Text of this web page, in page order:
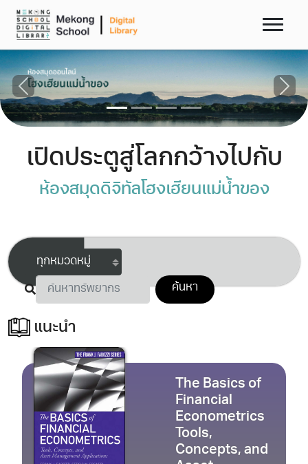
Previous Next
เปิดประตูสู่โลกกว้างไปกับ
ห้องสมุดดิจิทัลโฮงเฮียนแม่นํ้าของ
ค้นหา
แนะนำ
The Basics of
Financial
Econometrics
Tools,
Concepts, and